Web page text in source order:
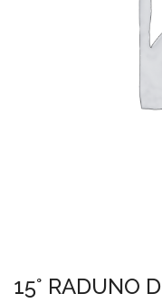
15° RADUNO